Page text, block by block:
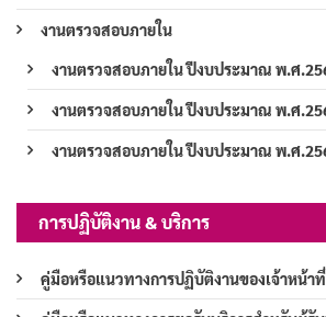
งานตรวจสอบภายใน
งานตรวจสอบภายใน ปีงบประมาณ พ.ศ
งานตรวจสอบภายใน ปีงบประมาณ พ.ศ
งานตรวจสอบภายใน ปีงบประมาณ พ.ศ
การปฏิบัติงาน & บริการ
คู่มือหรือแนวทางการปฏิบัติงานของเจ้าหน้าที่